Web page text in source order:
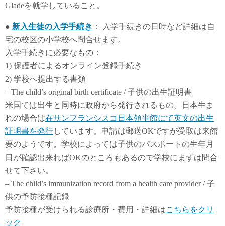
Gladeを就学していること。
● 新入生徒の入学手続き ： 入学手続きの日時など詳細は自
宅の校区の小学校へ問合せます。
入学手続きに必要なもの：
1) 保護者によるオンライン登録手続き
2) 学校へ提出する書類
– The child’s original birth certificate / 子供の出生証明書
米国では出生と同時に政府から発行されるもの。日本生ま
れの場合は在サンフランシスコ日本領事館にて英文の出生
証明書を発行しています。申請は郵送OKですが受取は来館
要のようです。学校によっては子供のパスポートの生年月
日が確認出来ればOKのところもあるので学校にまずは問合
せて下さい。
– The child’s immunization record from a health care provider / 子
供の予防接種記録
予防接種が受けられる診療所・費用・詳細はこちらをクリ
ック